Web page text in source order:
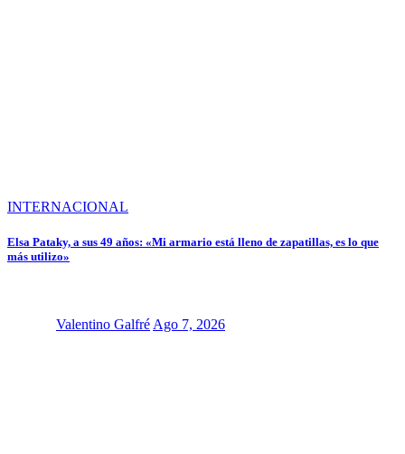
INTERNACIONAL
Elsa Pataky, a sus 49 años: «Mi armario está lleno de zapatillas, es lo que
más utilizo»
Valentino GalfréAgo 7, 2026